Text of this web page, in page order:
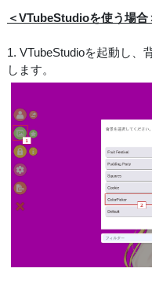
＜VTubeStudioを使う場合
1. VTubeStudioを起動し、
します。